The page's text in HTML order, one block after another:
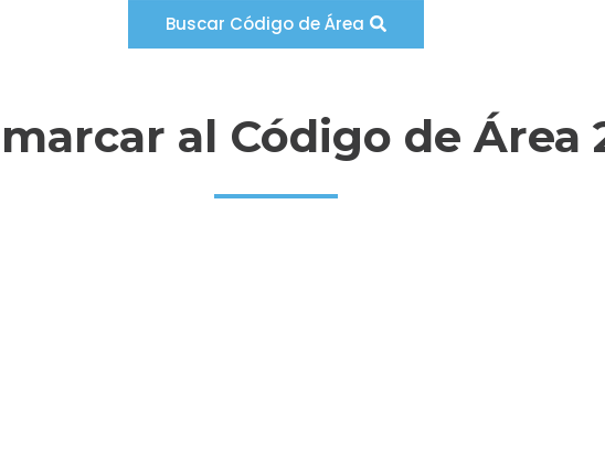
Buscar Código de Área
al Código de Área